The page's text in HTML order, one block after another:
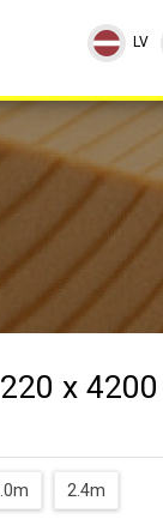
LV
x 4200
2.4m